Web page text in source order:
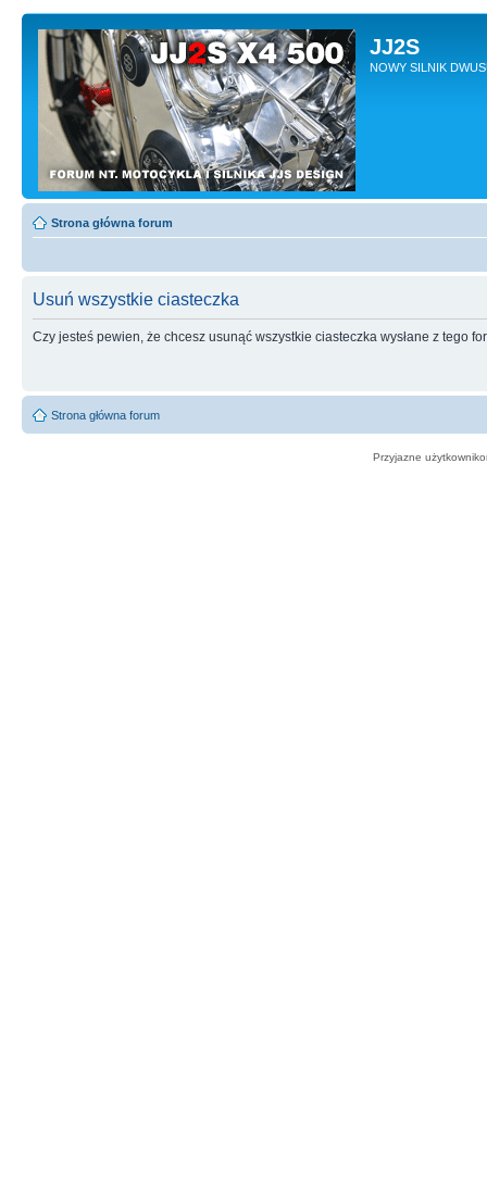
JJ2S
NOWY SILNIK
Strona główna forum
Usuń wszystkie ciasteczka
Czy jesteś pewien, że chcesz usunąć wszystkie ciasteczka wysłane z tego
Strona główna forum
Przyjazne